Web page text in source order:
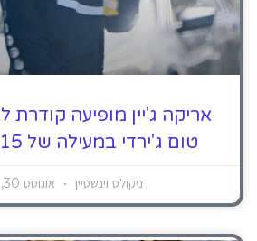
אריקה ג'יין מופיעה
טום ג'ירדי במעילה של 15 מיליון דולר
ניקולס וינשטיין אוגוסט 30, 2024